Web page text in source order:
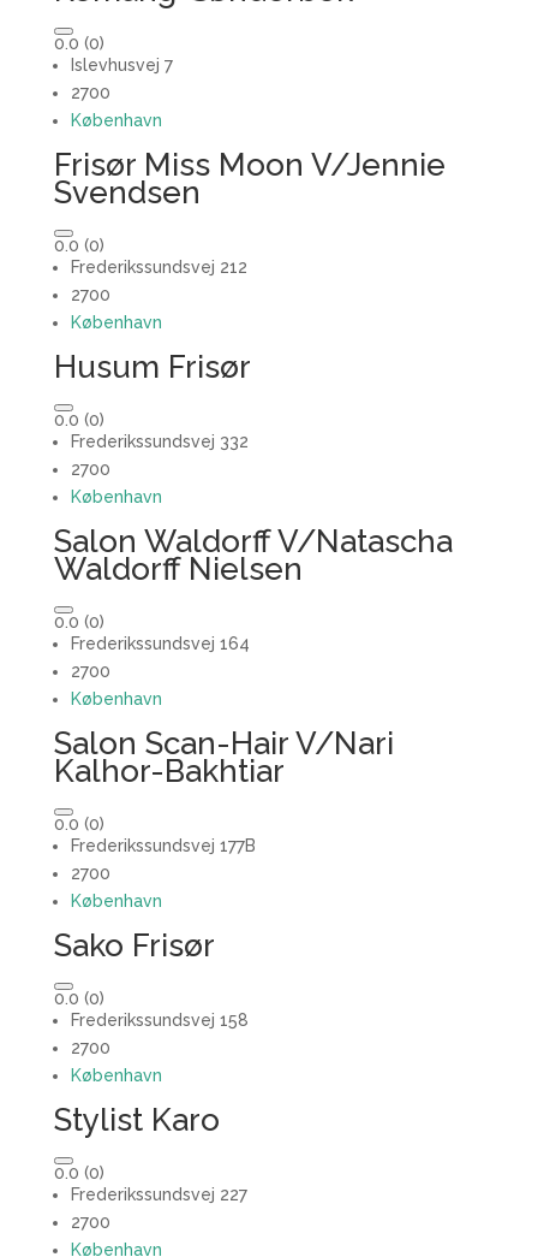
0.0 (0)
Islevhusvej 7
2700
København
Frisør Miss Moon V/Jennie
Svendsen
0.0 (0)
Frederikssundsvej 212
2700
København
Husum Frisør
0.0 (0)
Frederikssundsvej 332
2700
København
Salon Waldorff V/Natascha
Waldorff Nielsen
0.0 (0)
Frederikssundsvej 164
2700
København
Salon Scan-Hair V/Nari
Kalhor-Bakhtiar
0.0 (0)
Frederikssundsvej 177B
2700
København
Sako Frisør
0.0 (0)
Frederikssundsvej 158
2700
København
Stylist Karo
0.0 (0)
Frederikssundsvej 227
2700
København